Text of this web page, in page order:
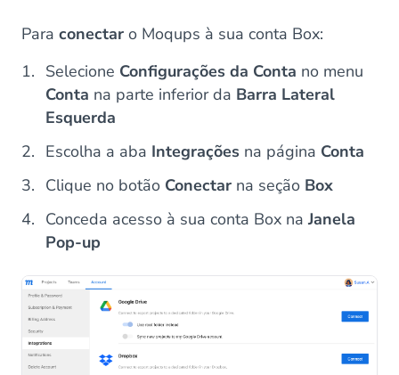
Para conectar o Moqups à sua conta Box:
Selecione Configurações da Conta no menu
Conta na parte inferior da Barra Lateral
Esquerda
Escolha a aba Integrações na página Conta
Clique no botão Conectar na seção Box
Conceda acesso à sua conta Box na Janela
Pop-up